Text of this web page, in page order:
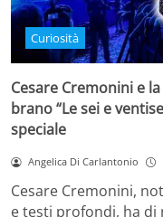
Curiosità
Cesare Cremonini e
brano “Le sei e
speciale
Angelica Di Carlantonio
Cesare Cremonini,
e testi profondi, ha